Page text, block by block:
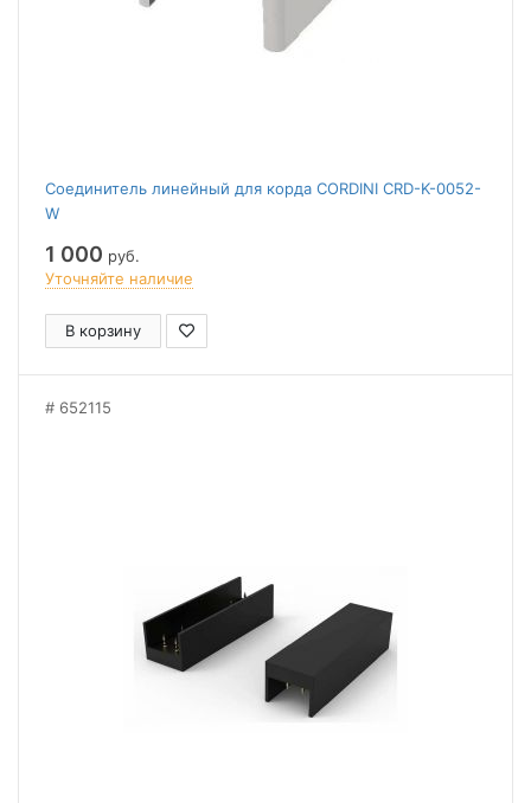
Соединитель линейный для корда CORDINI CRD-K-0052-
W
1 000 руб.
Уточняйте наличие
В корзину
652115